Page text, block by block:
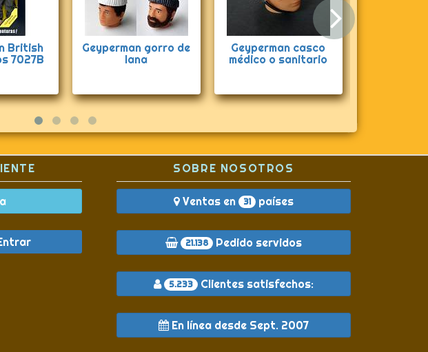
British
7027B
Geyperman gorro de
lana
Geyperman casco
médico o sanitario
SOBRE NOSOTROS
Ventas en 31 países
21.138 Pedido servidos
5.233 Clientes satisfechos:
En línea desde Sept. 2007